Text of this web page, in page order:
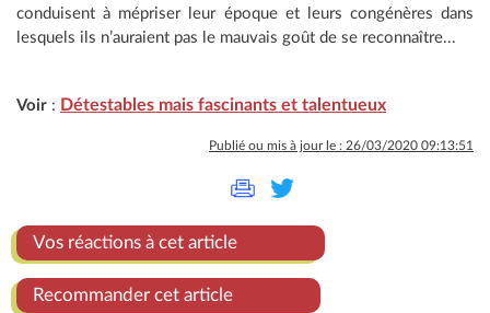
conduisent à mépriser leur époque et leurs congénères dans
lesquels ils n’auraient pas le mauvais goût de se reconnaître...
Voir : Détestables mais fascinants et talentueux
Publié ou mis à jour le : 26/03/2020 09:13:51
Vos réactions à cet article
Recommander cet article